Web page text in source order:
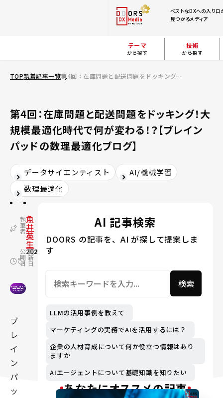
ベストなDXへの入り口
見つかるメディア
テーマ
から探す
技術
から探す
TOP新着記事一覧 第4回：在庫問題と配送問題をドッキング！大規模最適化時代で何が変わる！？【ブレインパッドの数理最適化ブログ】
第4回：在庫問題と配送問題をドッキング！大
規模最適化時代で何が変わる！？【ブレイン
パッドの数理最適化ブログ】
データサイエンティスト
AI/機械学習
数理最適化
執
筆
者
魚
井
英
生
公
開
日
2020.10.30
更
新
日
2024.02.26
ブ
レ
イ
ン
パ
ッ
AI 記事検索
DOORS の記事を、AI が探して提案しま
す
検索
LLMの活用事例を教えて
マーケティングの実務でAIを活用するには？
企業の人材育成について何か役立つ情報はあり
ますか
AIエージェントについて基礎知識を知りたい
あなたにオススメの記事